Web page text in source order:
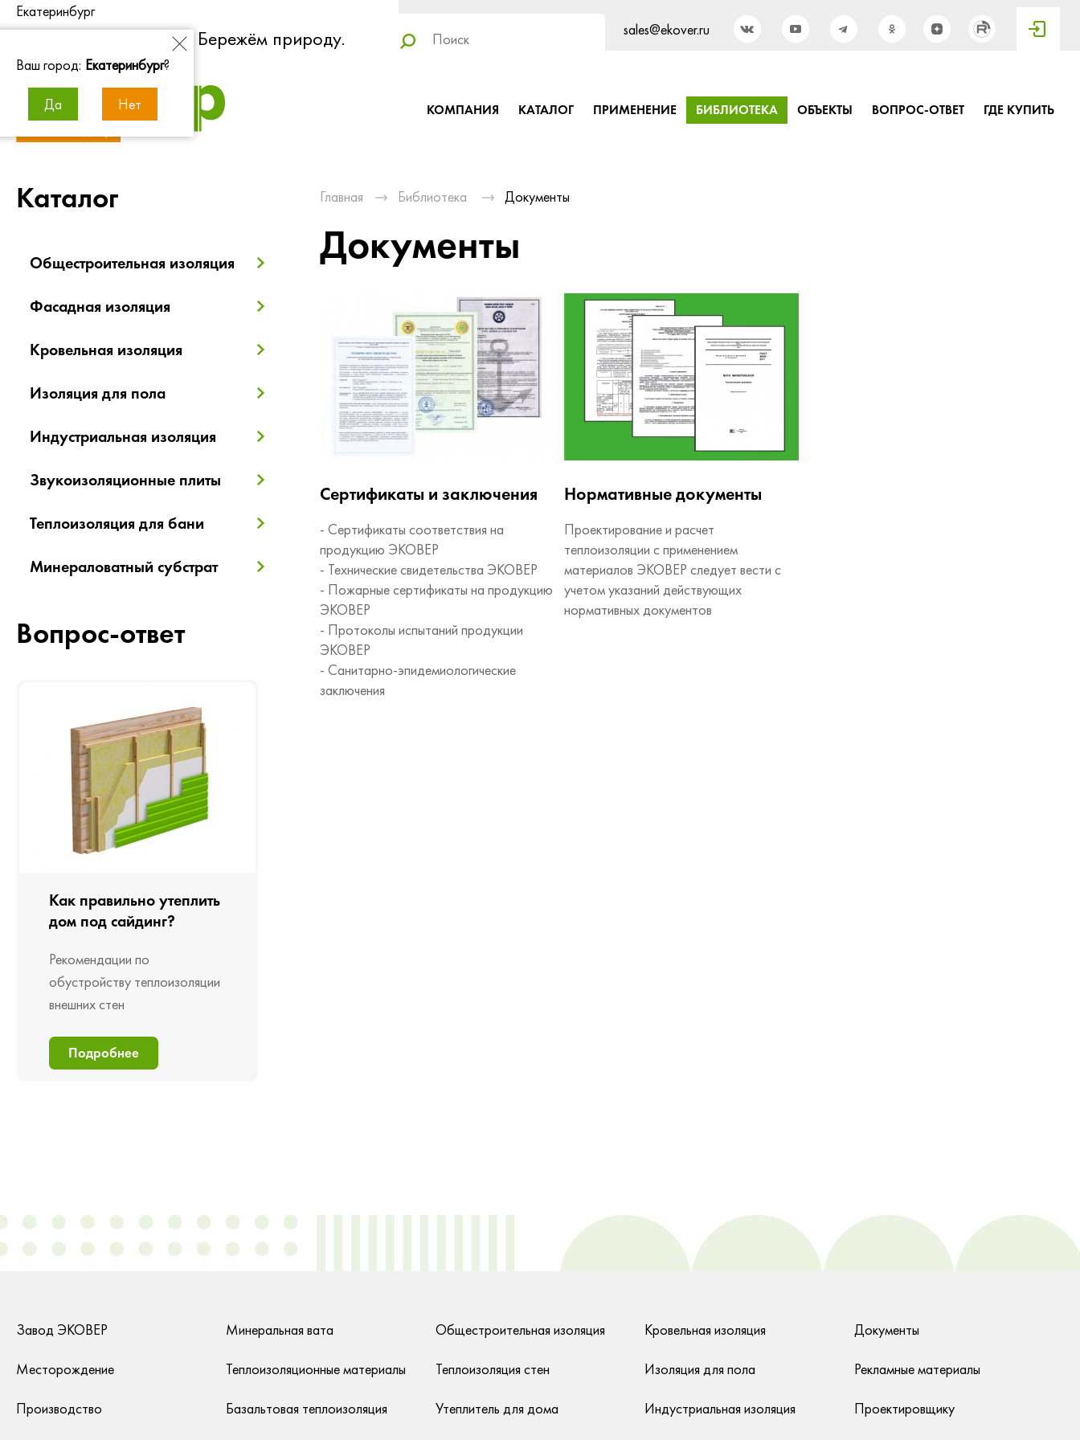
Екатеринбург
Ваш город: Екатеринбург?
Да Нет
Экономим энергию. Бережём природу. sales@ekover.ru
КОМПАНИЯ КАТАЛОГ ПРИМЕНЕНИЕ БИБЛИОТЕКА ОБЪЕКТЫ ВОПРОС-ОТВЕТ ГДЕ КУПИТЬ
Каталог
Общестроительная изоляция
Фасадная изоляция
Кровельная изоляция
Изоляция для пола
Индустриальная изоляция
Звукоизоляционные плиты
Теплоизоляция для бани
Минераловатный субстрат
Вопрос-ответ
Как правильно утеплить
дом под сайдинг?
Рекомендации по
обустройству теплоизоляции
внешних стен
Подробнее
Главная Библиотека Документы
Документы
Сертификаты и заключения
- Сертификаты соответствия на
продукцию ЭКОВЕР
- Технические свидетельства ЭКОВЕР
- Пожарные сертификаты на продукцию
ЭКОВЕР
- Протоколы испытаний продукции
ЭКОВЕР
- Санитарно-эпидемиологические
заключения
Нормативные документы
Проектирование и расчет
теплоизоляции с применением
материалов ЭКОВЕР следует вести с
учетом указаний действующих
нормативных документов
Завод ЭКОВЕР Минеральная вата Общестроительная изоляция Кровельная изоляция Документы
Месторождение Теплоизоляционные материалы Теплоизоляция стен Изоляция для пола Рекламные материалы
Производство Базальтовая теплоизоляция Утеплитель для дома Индустриальная изоляция Проектировщику